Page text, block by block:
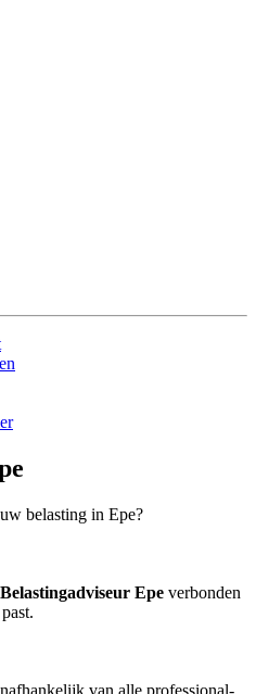
belasting in Epe?
Belastingadviseur Epe verbonden
van alle professional-